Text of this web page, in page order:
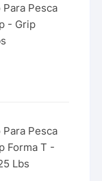
Pesca
- Grip
Pesca
Forma T -
Lbs